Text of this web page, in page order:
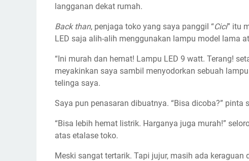
langganan dekat rumah.
Back than, penjaga toko yang saya panggil “Cici” itu
LED saja alih-alih menggunakan lampu model lama
“Ini murah dan hemat! Lampu LED 9 watt. Terang!
meyakinkan saya sambil menyodorkan sebuah
telinga saya.
Saya pun penasaran dibuatnya. “Bisa dicoba?” pinta
“Bisa lebih hemat listrik. Harganya juga murah!”
atas etalase toko.
Meski sangat tertarik. Tapi jujur, masih ada